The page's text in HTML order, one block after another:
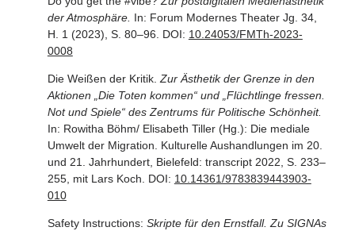
der Atmosphäre. In: Forum Modernes Theater Jg. 34,
H. 1 (2023), S. 80–96. DOI: 10.24053/FMTh-2023-
0008
Die Weißen der Kritik. Zur Ästhetik der Grenze in den
Aktionen „Die Toten kommen“ und „Flüchtlinge fressen.
Not und Spiele“ des Zentrums für Politische Schönheit.
In: Rowitha Böhm/ Elisabeth Tiller (Hg.): Die mediale
Umwelt der Migration. Kulturelle Aushandlungen im 20.
und 21. Jahrhundert, Bielefeld: transcript 2022, S. 233–
255, mit Lars Koch. DOI: 10.14361/9783839443903-
010
Safety Instructions: Skripte für den Ernstfall. Zu SIGNAs